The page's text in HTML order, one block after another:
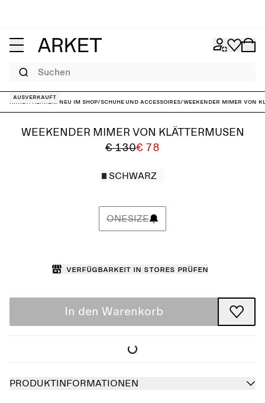
Suchen
ARKET/ Herren/ Neu im Shop/Schuhe und Accessoires/Weekender Mimer von
Ausverkauft
WEEKENDER MIMER VON KLÄTTERMUSEN
€ 130€ 78
SCHWARZ
ONESIZE
Verfügbarkeit in Stores prüfen
In den Warenkorb
PRODUKTINFORMATIONEN